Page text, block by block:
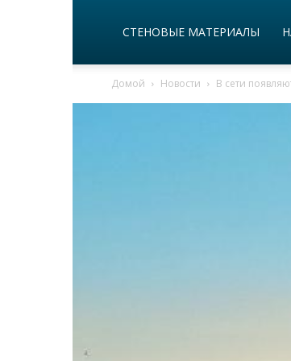
СТЕНОВЫЕ МАТЕРИАЛЫ
Домой Новости В сети